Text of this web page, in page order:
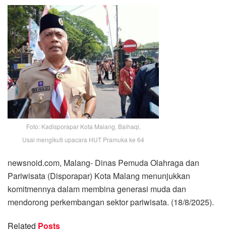
Foto: Kadisporapar Kota Malang, Baihaqi.
Usai mengikuti upacara HUT Pramuka ke 64
newsnoid.com, Malang- Dinas Pemuda Olahraga dan
Pariwisata (Disporapar) Kota Malang menunjukkan
komitmennya dalam membina generasi muda dan
mendorong perkembangan sektor pariwisata. (18/8/2025).
Related Posts